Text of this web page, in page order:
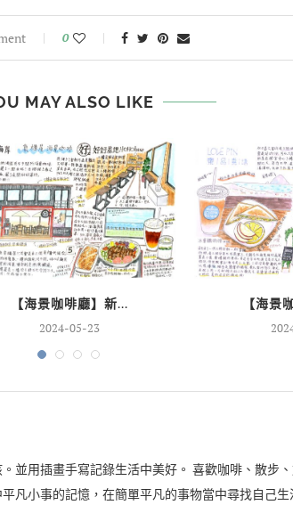
0
MAY ALSO LIKE
【海景咖啡廳】新...
2024-05-23
【海景
並用插畫手寫記錄生活中美好。 喜歡咖啡、散步
凡小事的記憶，在簡單平凡的事物當中尋找自己生